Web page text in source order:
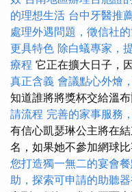
的理想生活 台中牙醫推
處理外遇問題，徵信社
更具特色 除白蟻專家，
療程 它正在擴大日子，
真正含義 會議點心外燴
知道誰將將獎杯交給溫布
請流程 完善的家事服務
有信心凱瑟琳公主將在
名，如果她不參加網球
您打造獨一無二的宴會
助，探索可申請的助聽